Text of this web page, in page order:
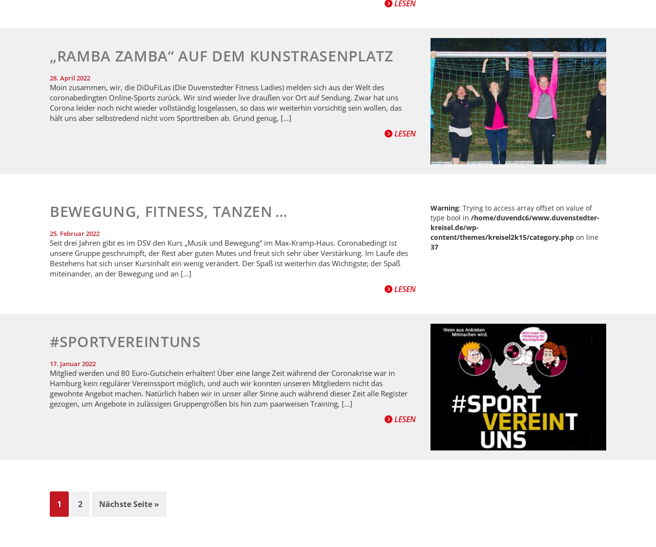
LESEN
„RAMBA ZAMBA“ AUF DEM KUNSTRASENPLATZ
28. April 2022
Moin zusammen, wir, die DiDuFiLas (Die Duvenstedter Fitness Ladies) melden sich aus der Welt des
coronabedingten Online-Sports zurück. Wir sind wieder live draußen vor Ort auf Sendung. Zwar hat uns
Corona leider noch nicht wieder vollständig losgelassen, so dass wir weiterhin vorsichtig sein wollen, das
hält uns aber selbstredend nicht vom Sporttreiben ab. Grund genug, […]
LESEN
BEWEGUNG, FITNESS, TANZEN …
25. Februar 2022
Seit drei Jahren gibt es im DSV den Kurs „Musik und Bewegung“ im Max-Kramp-Haus. Coronabedingt ist
unsere Gruppe geschrumpft, der Rest aber guten Mutes und freut sich sehr über Verstärkung. Im Laufe des
Bestehens hat sich unser Kursinhalt ein wenig verändert. Der Spaß ist weiterhin das Wichtigste; der Spaß
miteinander, an der Bewegung und an […]
LESEN
Warning: Trying to access array offset on value of
type bool in /home/duvendc6/www.duvenstedter-
kreisel.de/wp-
content/themes/kreisel2k15/category.php on line
37
#SPORTVEREINTUNS
17. Januar 2022
Mitglied werden und 80 Euro-Gutschein erhalten! Über eine lange Zeit während der Coronakrise war in
Hamburg kein regulärer Vereinssport möglich, und auch wir konnten unseren Mitgliedern nicht das
gewohnte Angebot machen. Natürlich haben wir in unser aller Sinne auch während dieser Zeit alle Register
gezogen, um Angebote in zulässigen Gruppengrößen bis hin zum paarweisen Training, […]
LESEN
1 2 Nächste Seite »